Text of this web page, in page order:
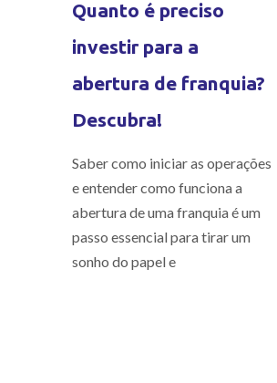
Quanto é preciso
investir para a
abertura de franquia?
Descubra!
Saber como iniciar as operações
e entender como funciona a
abertura de uma franquia é um
passo essencial para tirar um
sonho do papel e